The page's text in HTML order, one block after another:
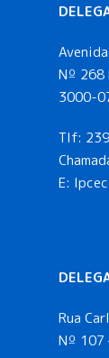
Nº 268
3000-
Tlf:
E:
Rua
Nº 107